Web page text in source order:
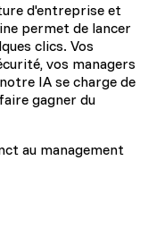
d'entreprise et
permet de lancer
clics. Vos
vos managers
IA se charge de
gagner du
au management